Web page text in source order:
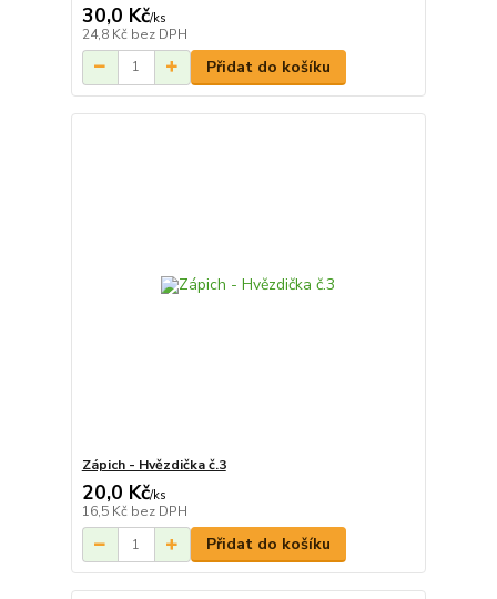
30,0 Kč/ks
24,8 Kč bez DPH
Přidat do košíku
Zápich - Hvězdička č.3
20,0 Kč/ks
16,5 Kč bez DPH
Přidat do košíku